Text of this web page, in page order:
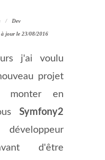
Dev
à jour le 23/08/2016
j'ai voulu
projet
monter en
Symfony2
d'être